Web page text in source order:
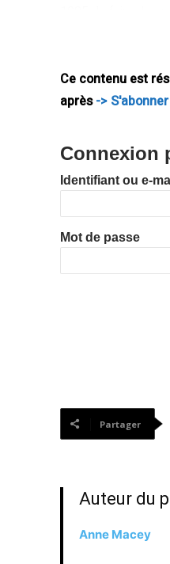
Ce contenu est
après-> S'abonner
Connexion
Identifiant ou e-
Mot de passe
Partager
Auteur du
Anne Macey